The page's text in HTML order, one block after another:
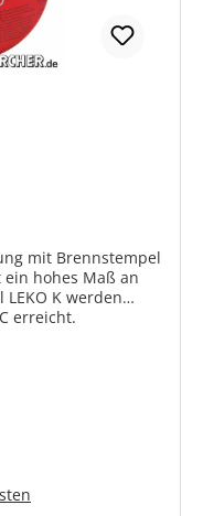
mit Brennstempel
K werden
erreicht.
P 103: Vor
P 210: Von
Oberflächen